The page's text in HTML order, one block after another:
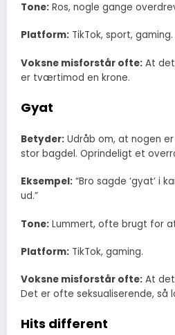
Tone: Ros, nogle gange
Platform: TikTok, sport, gaming.
Voksne misforstår ofte: At
er tværtimod en krone.
Gyat
Betyder: Udråb om, at nogen
stor bagdel. Oprindeligt et
Eksempel: “Bro sagde ‘gyat’ i
ud.”
Tone: Lummert, ofte brugt for
Platform: TikTok, gaming.
Voksne misforstår ofte: At
Det er ofte seksualiserende, så
Hits different